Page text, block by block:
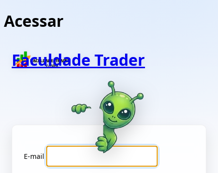
Acessar
Faculdade Trader